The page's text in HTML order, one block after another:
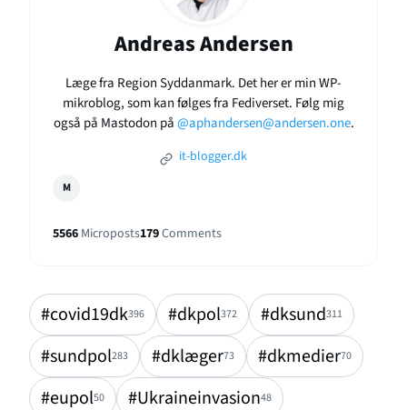
Andreas Andersen
Læge fra Region Syddanmark. Det her er min WP-
mikroblog, som kan følges fra Fediverset. Følg mig
også på Mastodon på@aphandersen@andersen.one.
it-blogger.dk
M
5566 Microposts179Comments
#covid19dk396 #dkpol372 #dksund311
#sundpol283 #dklæger73 #dkmedier70
#eupol50 #Ukraineinvasion48